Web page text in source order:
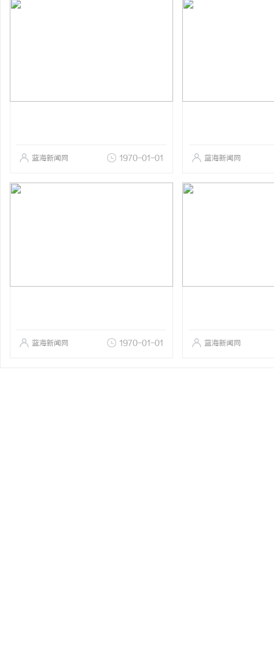
蓝海新闻网 1970-01-01 蓝海新闻网
蓝海新闻网 1970-01-01 蓝海新闻网